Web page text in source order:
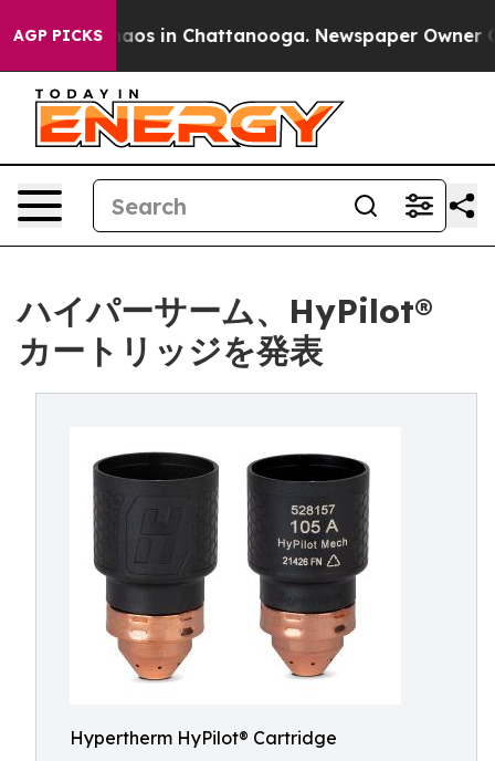
AGP PICKSChaos in Chattanooga. Newspaper Owner
ハイパーサーム、HyPilot®
カートリッジを発表
Hypertherm HyPilot® Cartridge